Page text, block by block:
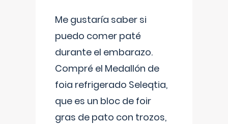
Me gustaría saber si
puedo comer paté
durante el embarazo.
Compré el Medallón de
foia refrigerado Seleqtia,
que es un bloc de foir
gras de pato con trozos,